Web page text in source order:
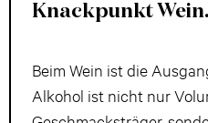
Knackpunkt Wein.
Beim Wein ist die
Alkohol ist nicht nur